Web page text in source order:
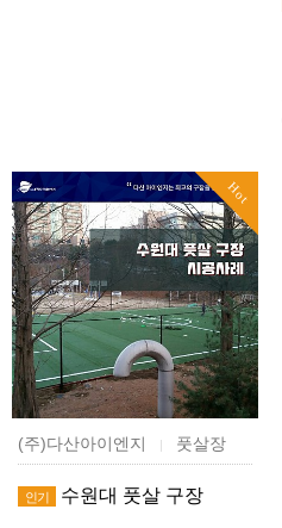
Hot
(주)다산아이엔지 | 풋살장
인기 수원대 풋살 구장